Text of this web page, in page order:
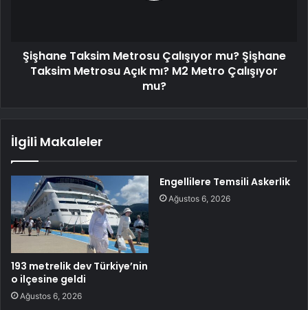
Şişhane Taksim Metrosu Çalışıyor mu? Şişhane
Taksim Metrosu Açık mı? M2 Metro Çalışıyor
mu?
İlgili Makaleler
193 metrelik dev Türkiye’nin
o ilçesine geldi
Ağustos 6, 2026
Engellilere Temsili Askerlik
Ağustos 6, 2026